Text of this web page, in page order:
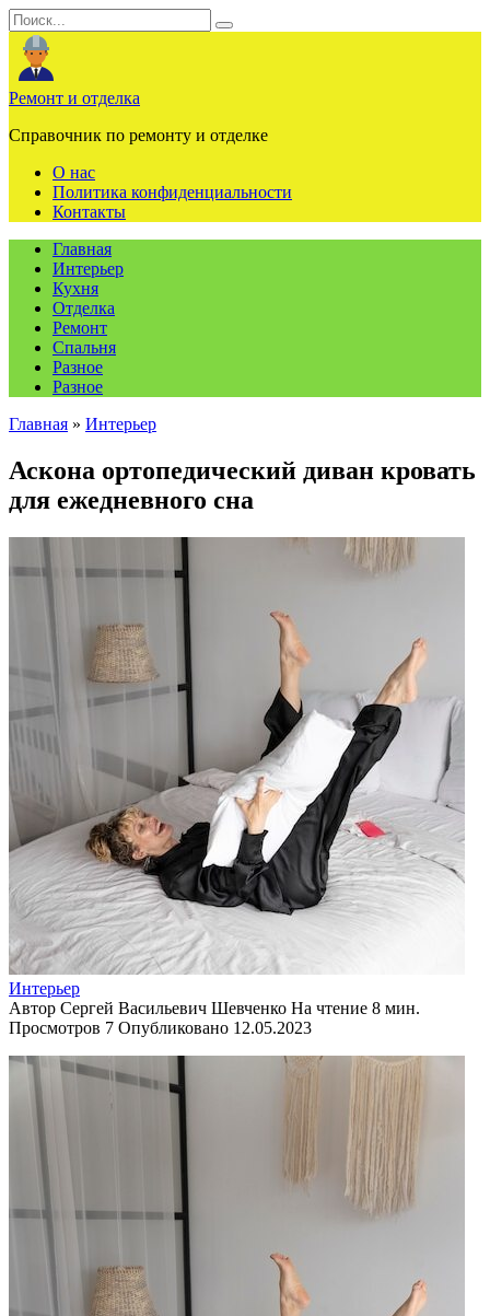
Перейти
к
содержанию
Search
for:
Ремонт и отделка
Справочник по ремонту и отделке
О нас
Политика конфиденциальности
Контакты
Главная
Интерьер
Кухня
Отделка
Ремонт
Спальня
Разное
Разное
Главная » Интерьер
Аскона ортопедический диван кровать
для ежедневного сна
Интерьер
Автор Сергей Васильевич Шевченко На чтение 8 мин.
Просмотров 7 Опубликовано 12.05.2023